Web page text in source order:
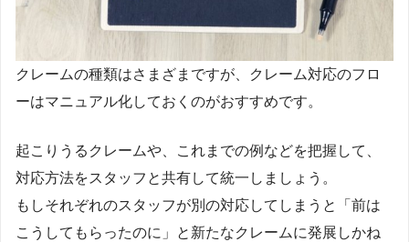
クレームの種類はさまざまですが、クレーム対応のフロ
ーはマニュアル化しておくのがおすすめです。
起こりうるクレームや、これまでの例などを把握して、
対応方法をスタッフと共有して統一しましょう。
もしそれぞれのスタッフが別の対応してしまうと「前は
こうしてもらったのに」と新たなクレームに発展しかね